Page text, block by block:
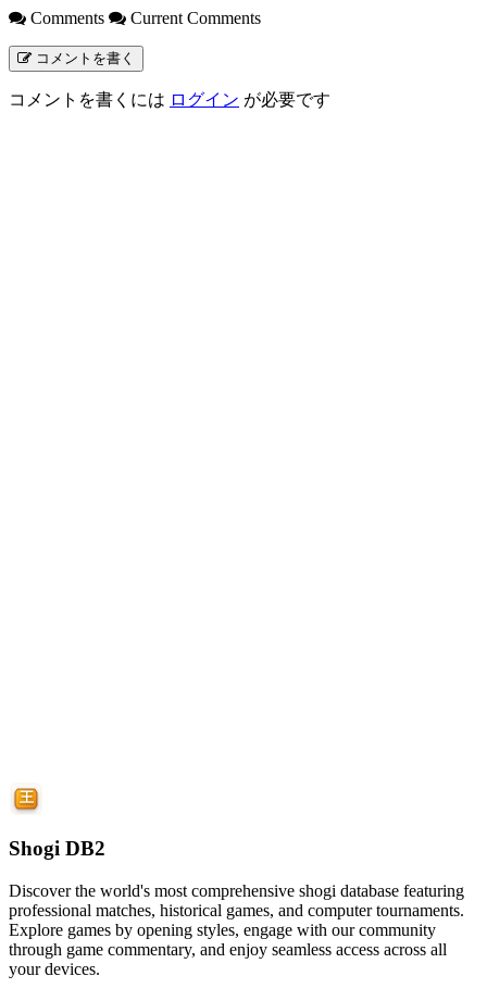
Comments Current Comments
コメントを書く
コメントを書くには ログイン が必要です
Shogi DB2
Discover the world's most comprehensive shogi database featuring
professional matches, historical games, and computer tournaments.
Explore games by opening styles, engage with our community
through game commentary, and enjoy seamless access across all
your devices.